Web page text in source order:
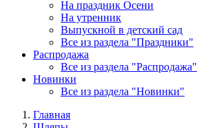
На праздник Осени
На утренник
Выпускной в детский сад
Все из раздела "Праздники"
Распродажа
Все из раздела "Распродажа"
Новинки
Все из раздела "Новинки"
Главная